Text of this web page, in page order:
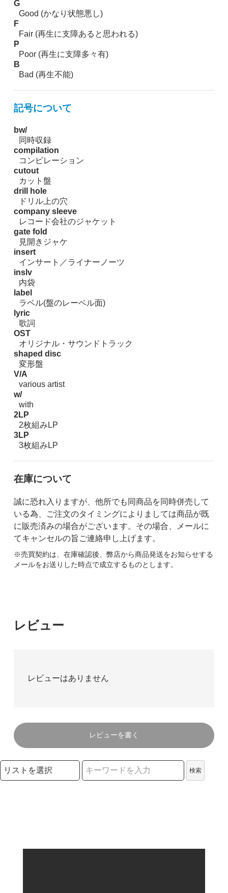
G
Good (かなり状態悪し)
F
Fair (再生に支障あると思われる)
P
Poor (再生に支障多々有)
B
Bad (再生不能)
記号について
bw/
同時収録
compilation
コンピレーション
cutout
カット盤
drill hole
ドリル上の穴
company sleeve
レコード会社のジャケット
gate fold
見開きジャケ
insert
インサート／ライナーノーツ
inslv
内袋
label
ラベル(盤のレーベル面)
lyric
歌詞
OST
オリジナル・サウンドトラック
shaped disc
変形盤
V/A
various artist
w/
with
2LP
2枚組みLP
3LP
3枚組みLP
在庫について
誠に恐れ入りますが、他所でも同商品を同時併売して
いる為、ご注文のタイミングによりましては商品が既
に販売済みの場合がございます。その場合、メールに
てキャンセルの旨ご連絡申し上げます。
※売買契約は、在庫確認後、弊店から商品発送をお知らせする
メールをお送りした時点で成立するものとします。
レビュー
レビューはありません
レビューを書く
検索リストの選択
検索